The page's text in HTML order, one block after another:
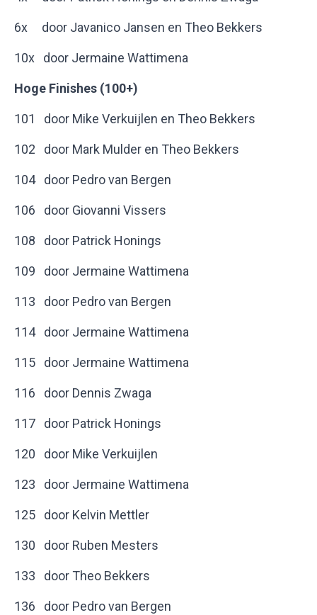
6x door Javanico Jansen en Theo Bekkers
10x door Jermaine Wattimena
Hoge Finishes (100+)
101 door Mike Verkuijlen en Theo Bekkers
102 door Mark Mulder en Theo Bekkers
104 door Pedro van Bergen
106 door Giovanni Vissers
108 door Patrick Honings
109 door Jermaine Wattimena
113 door Pedro van Bergen
114 door Jermaine Wattimena
115 door Jermaine Wattimena
116 door Dennis Zwaga
117 door Patrick Honings
120 door Mike Verkuijlen
123 door Jermaine Wattimena
125 door Kelvin Mettler
130 door Ruben Mesters
133 door Theo Bekkers
136 door Pedro van Bergen